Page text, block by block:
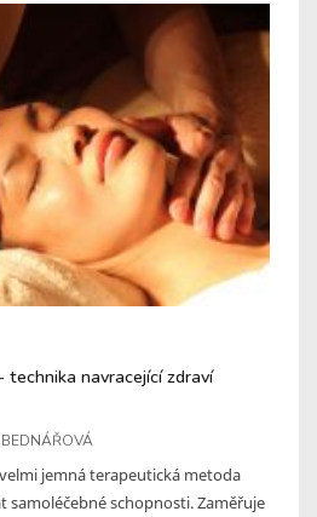
navracející zdraví
jemná terapeutická metoda
samoléčebné schopnosti. Zaměřuje